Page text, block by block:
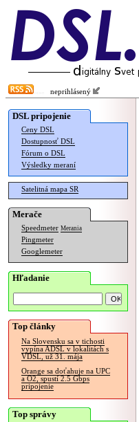
neprihlásený
DSL pripojenie
Ceny DSL
Dostupnosť DSL
Fórum o DSL
Výsledky meraní
Satelitná mapa SR
Merače
Speedmeter Merania
Pingmeter
Googlemeter
Hľadanie
Top články
Na Slovensku sa v tichosti
vypína ADSL v lokalitách s
VDSL, už 31. mája
Orange sa doťahuje na UPC
a O2, spustí 2.5 Gbps
pripojenie
Top správy